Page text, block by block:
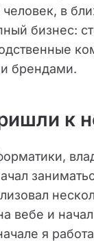
в
бизнес:
брендами.
к
вебе и
я